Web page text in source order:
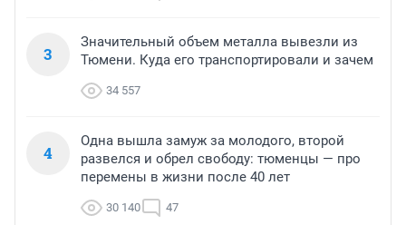
3
Значительный объем металла вывезли из
Тюмени. Куда его транспортировали и зачем
34 557
4
Одна вышла замуж за молодого, второй
развелся и обрел свободу: тюменцы — про
перемены в жизни после 40 лет
30 140 47